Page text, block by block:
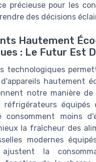
précieuse pour les
des décisions
Hautement
: Le Futur Est
technologiques
d'appareils hautement
notre manière de
réfrigérateurs équipés
consomment moins
la fraîcheur des
modernes
ajustent la